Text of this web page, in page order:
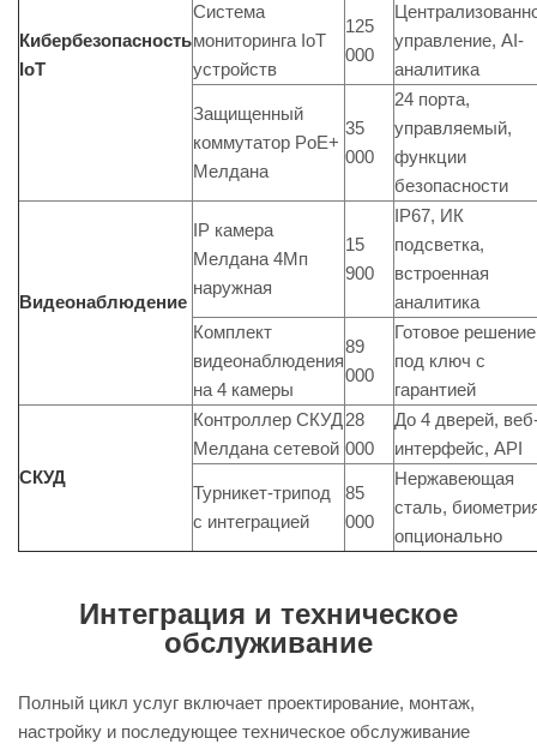
Кибербезопасность
IoT
Система
мониторинга IoT
устройств
125
000
управление, AI-
аналитика
Защищенный
коммутатор PoE+
Мелдана
35
000
24 порта,
управляемый,
функции
безопасности
Видеонаблюдение
IP камера
Мелдана 4Мп
наружная
15
900
IP67, ИК
подсветка,
встроенная
аналитика
Комплект
видеонаблюдения
на 4 камеры
89
000
Готовое решение
под ключ с
гарантией
СКУД
Контроллер СКУД
Мелдана сетевой
28
000
До 4 дверей,
интерфейс, API
Турникет-трипод
с интеграцией
85
000
Нержавеющая
сталь,
опционально
Интеграция и техническое
обслуживание
Полный цикл услуг включает проектирование, монтаж,
настройку и последующее техническое обслуживание